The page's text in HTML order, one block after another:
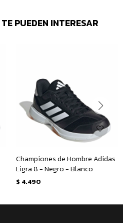
PUEDEN INTERESAR
Championes de Hombre Adidas
Ligra 8 - Negro - Blanco
$ 4.490